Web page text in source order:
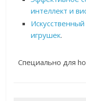
интеллект и
игрушек.
Специально для